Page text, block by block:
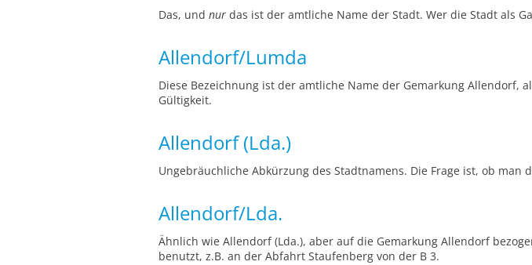
Das, und nur das ist der amtliche Name der Stadt. Wer die Stadt als
Allendorf/Lumda
Diese Bezeichnung ist der amtliche Name der Gemarkung Allendorf,
Gültigkeit.
Allendorf (Lda.)
Ungebräuchliche Abkürzung des Stadtnamens. Die Frage ist, ob man
Allendorf/Lda.
Ähnlich wie Allendorf (Lda.), aber auf die Gemarkung Allendorf
benutzt, z.B. an der Abfahrt Staufenberg von der B 3.